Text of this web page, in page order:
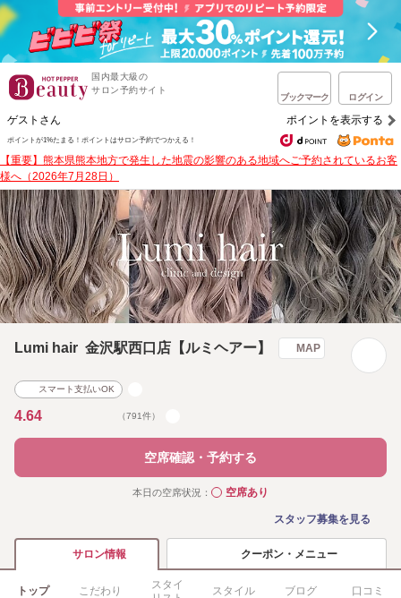
国内最大級の
サロン予約サイト
ブックマーク ログイン
ゲストさん ポイントを表示する
ポイントが1%たまる！ ポイントはサロン予約でつかえる！
【重要】熊本県熊本地方で発生した地震の影響のある地域へご予約されているお客
様へ（2026年7月28日）
Lumi hair 金沢駅西口店【ルミヘアー】 MAP
スマート支払いOK
4.64 （791件）
空席確認・予約する
本日の空席状況： ◯空席あり
スタッフ募集を見る
サロン情報 クーポン・メニュー
トップ こだわり
スタイ
スタイル ブログ 口コミ